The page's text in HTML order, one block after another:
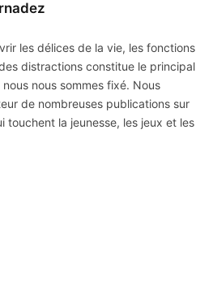
les délices de la vie, les fonctions
distractions constitue le principal
nous sommes fixé. Nous
de nombreuses publications sur
touchent la jeunesse, les jeux et les